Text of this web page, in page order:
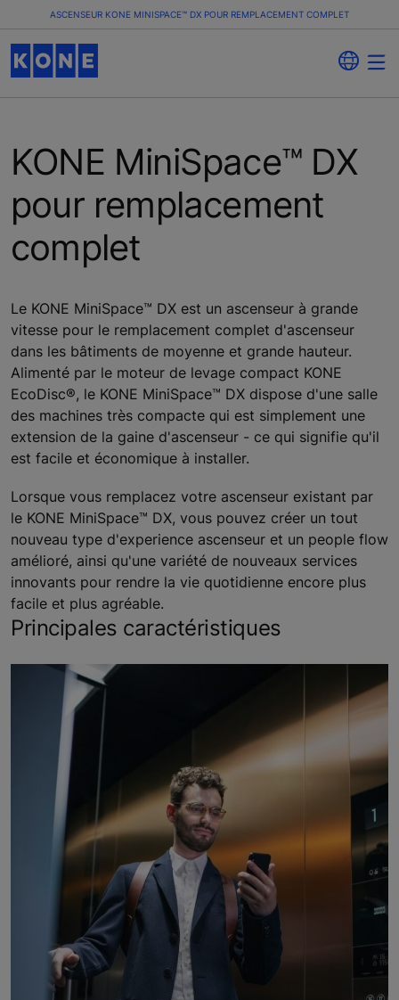
ASCENSEUR KONE MINISPACE™ DX POUR REMPLACEMENT COMPLET
KONE MiniSpace™ DX
pour remplacement
complet
Le KONE MiniSpace™ DX est un ascenseur à grande
vitesse pour le remplacement complet d'ascenseur
dans les bâtiments de moyenne et grande hauteur.
Alimenté par le moteur de levage compact KONE
EcoDisc®, le KONE MiniSpace™ DX dispose d'une salle
des machines très compacte qui est simplement une
extension de la gaine d'ascenseur - ce qui signifie qu'il
est facile et économique à installer.
Lorsque vous remplacez votre ascenseur existant par
le KONE MiniSpace™ DX, vous pouvez créer un tout
nouveau type d'experience ascenseur et un people flow
amélioré, ainsi qu'une variété de nouveaux services
innovants pour rendre la vie quotidienne encore plus
facile et plus agréable.
Principales caractéristiques